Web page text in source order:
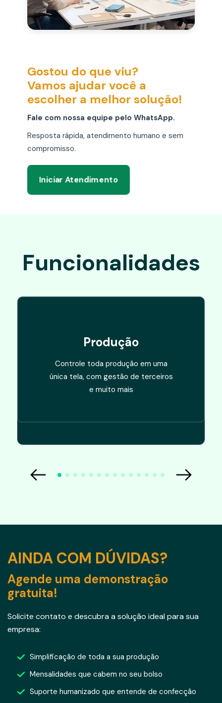
Gostou do que viu?
Vamos ajudar você a
escolher a melhor solução!
Fale com nossa equipe pelo WhatsApp.
Resposta rápida, atendimento humano e sem
compromisso.
Iniciar Atendimento
Funcionalidades
Produção
Controle toda produção em uma
única tela, com gestão de terceiros
e muito mais
AINDA COM DÚVIDAS?
Agende uma demonstração
gratuita!
Solicite contato e descubra a solução ideal para sua
empresa:
Simplificação de toda a sua produção
Mensalidades que cabem no seu bolso
Suporte humanizado que entende de confecção